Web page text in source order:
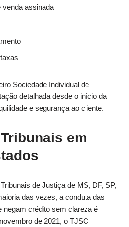
venda assinada
Sociedade Individual de
detalhada desde o início da
e segurança ao cliente.
em
de Justiça de MS, DF, SP,
das vezes, a conduta das
negam crédito sem clareza é
de 2021, o TJSC